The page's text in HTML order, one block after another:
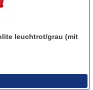
leuchtrot/grau (mit